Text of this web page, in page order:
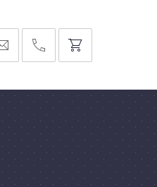
info@hofgut-0049747196019210